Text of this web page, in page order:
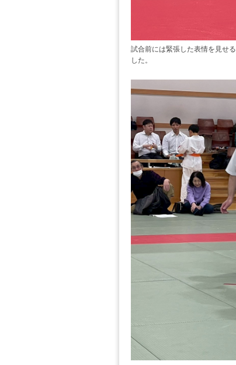
試合前には緊張した表情を見せ
した。